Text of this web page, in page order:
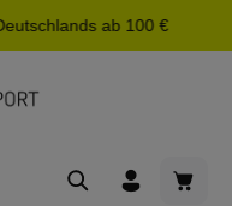
ab 100 €